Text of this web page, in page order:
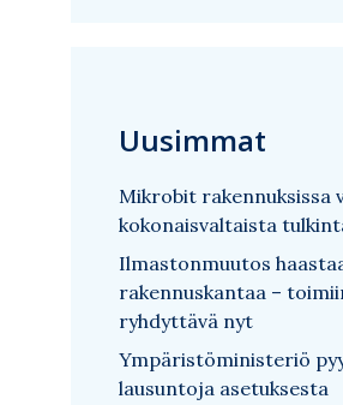
Uusimmat
Mikrobit rakennuksissa
kokonaisvaltaista
Ilmastonmuutos
rakennuskantaa –
ryhdyttävä nyt
Ympäristöministeriö
lausuntoja asetuksesta